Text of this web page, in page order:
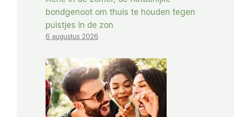
bondgenoot om thuis te houden tegen
puistjes in de zon
6 augustus 2026